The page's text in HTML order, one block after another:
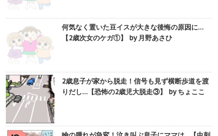
何気なく置いた豆イスが大きな後悔の原因に…
【2歳次女のケガ①】 by 月野あさひ
2歳息子が家から脱走！信号も見ず横断歩道を渡
りだし…【恐怖の2歳児大脱走③】 by ちょここ